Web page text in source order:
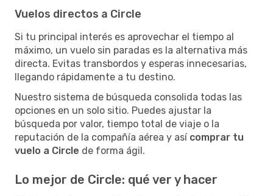
Vuelos directos a Circle
Si tu principal interés es aprovechar el tiempo al
máximo, un vuelo sin paradas es la alternativa más
directa. Evitas transbordos y esperas innecesarias,
llegando rápidamente a tu destino.
Nuestro sistema de búsqueda consolida todas las
opciones en un solo sitio. Puedes ajustar la
búsqueda por valor, tiempo total de viaje o la
reputación de la compañía aérea y así comprar tu
vuelo a Circle de forma ágil.
Lo mejor de Circle: qué ver y hacer